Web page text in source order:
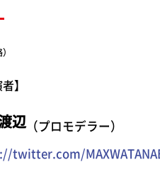
】
辺（プロモデラー）
twitter.com/